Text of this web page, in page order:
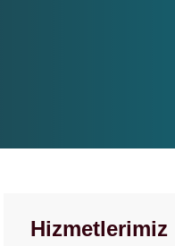
Hizmetlerimiz